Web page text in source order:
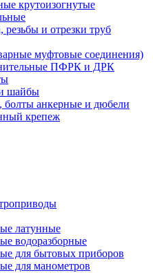
крутоизогнутые
резьбы и отрезки труб
муфтовые соединения)
ПФРК и ДРК
шайбы
анкерные и дюбели
крепеж
латунные
водоразборные
для бытовых приборов
для манометров